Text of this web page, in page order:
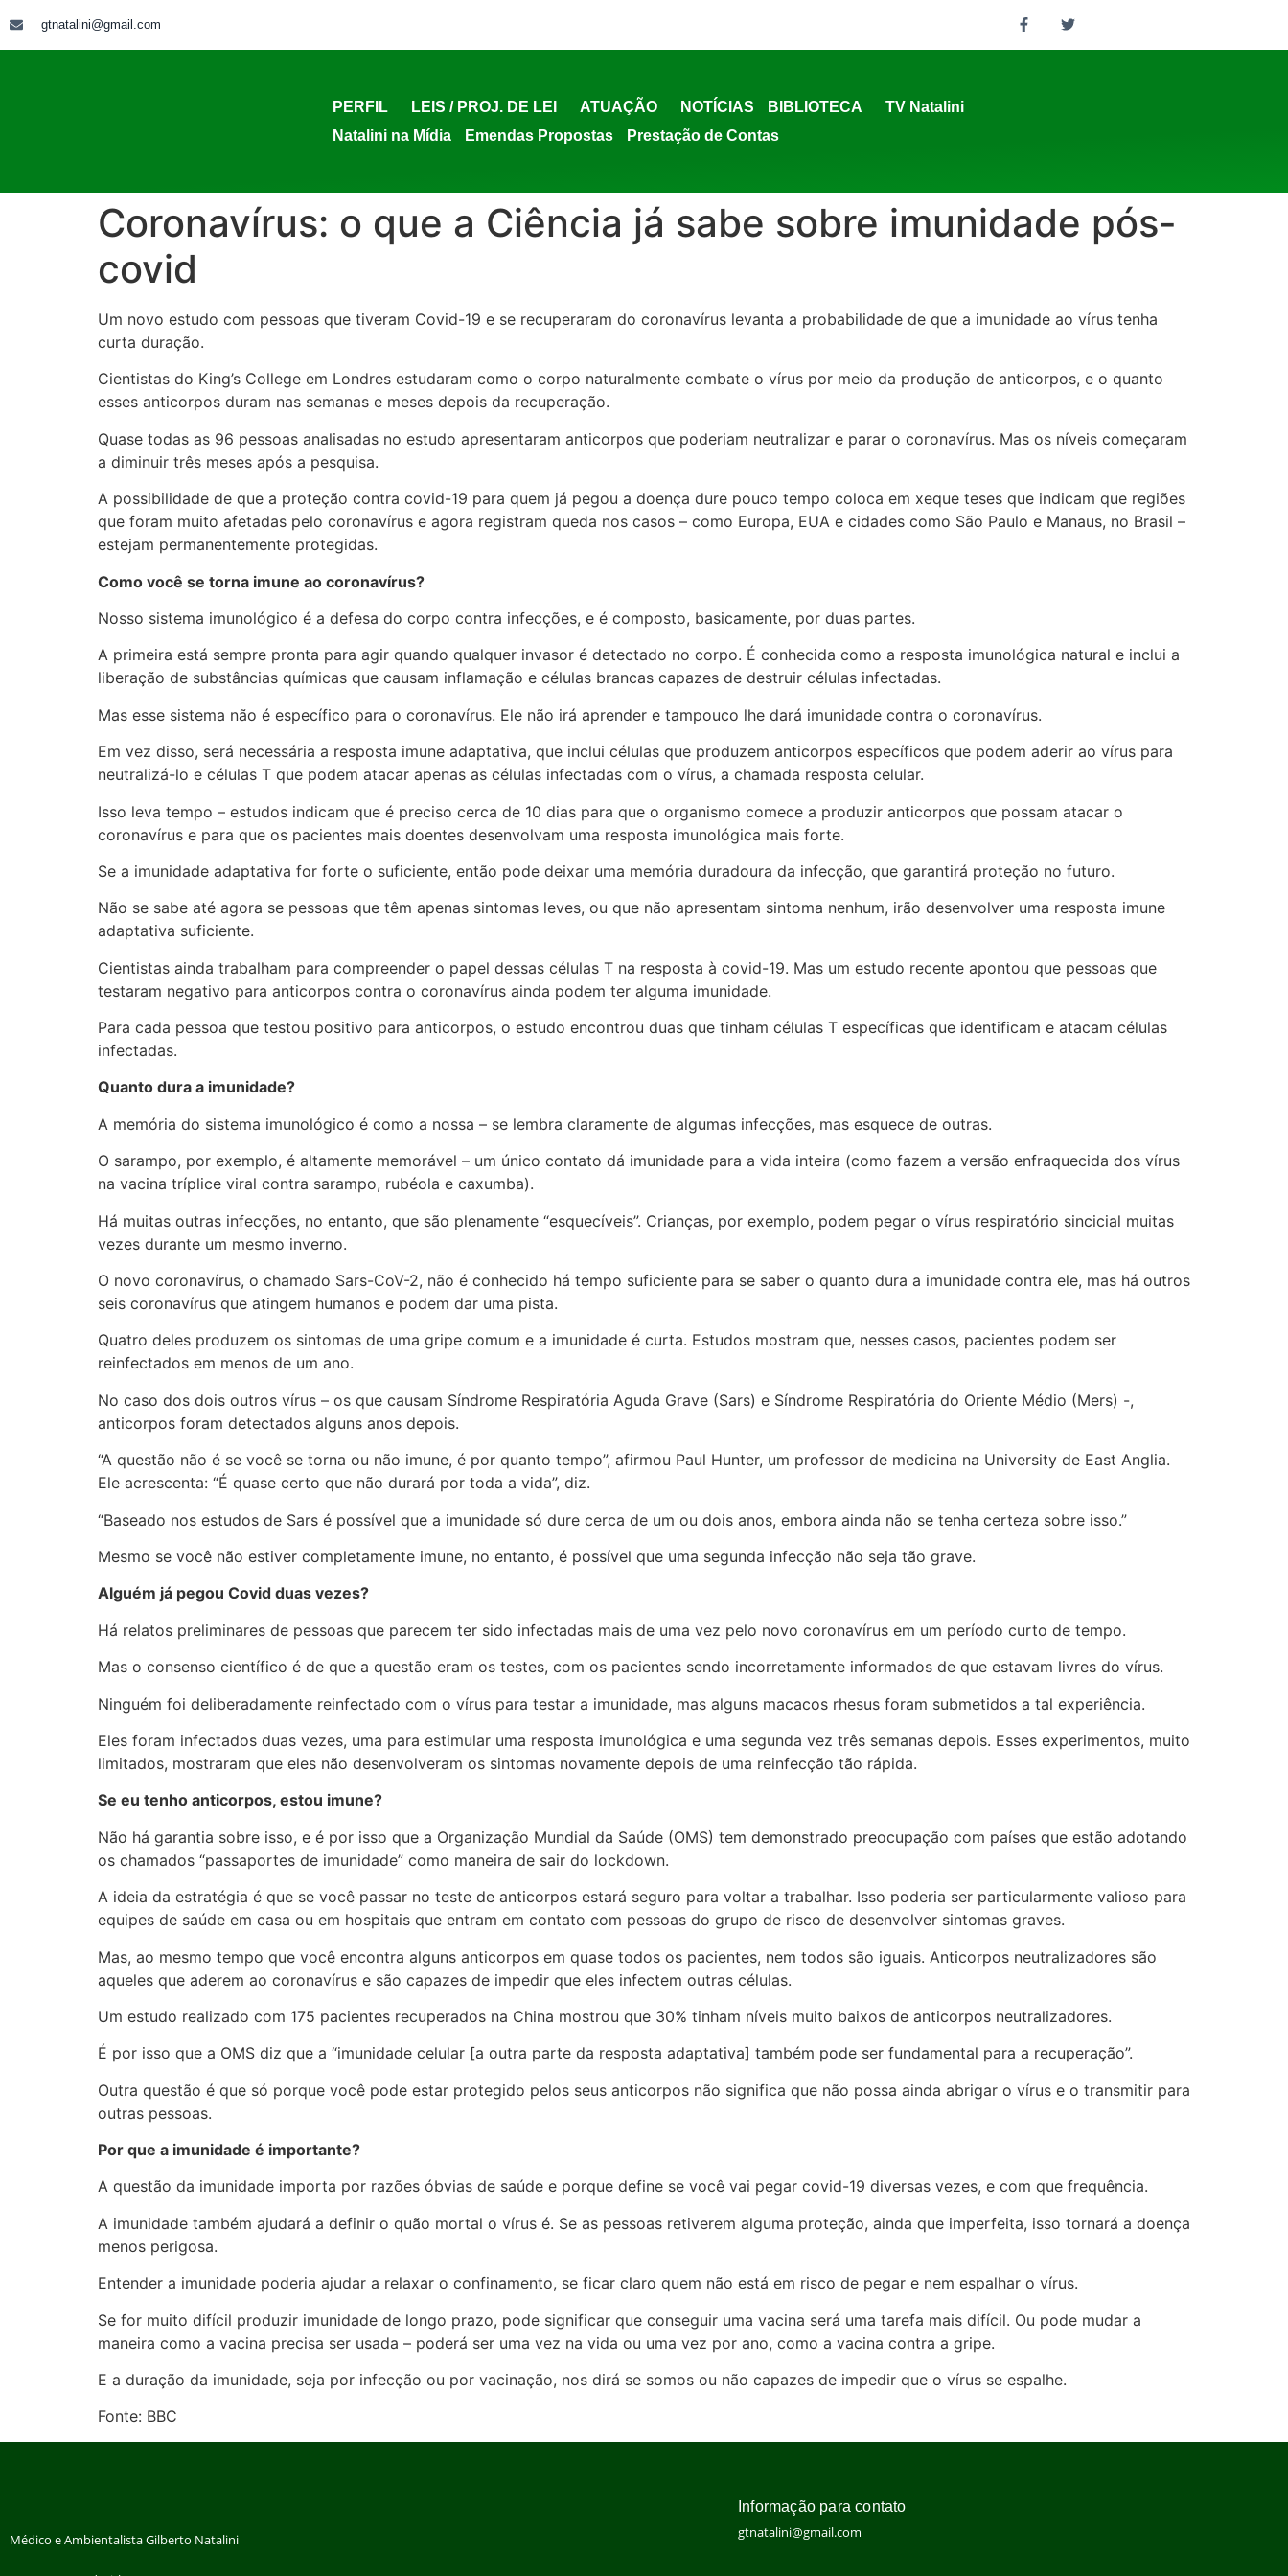
gtnatalini@gmail.com
PERFIL LEIS / PROJ. DE LEI ATUAÇÃO NOTÍCIAS BIBLIOTECA
TV Natalini
Natalini na Mídia
Emendas Propostas Prestação de Contas
Coronavírus: o que a Ciência já sabe sobre imunidade pós-
covid
Um novo estudo com pessoas que tiveram Covid-19 e se recuperaram do coronavírus levanta a probabilidade de que a imunidade ao vírus tenha
curta duração.
Cientistas do King’s College em Londres estudaram como o corpo naturalmente combate o vírus por meio da produção de anticorpos, e o quanto
esses anticorpos duram nas semanas e meses depois da recuperação.
Quase todas as 96 pessoas analisadas no estudo apresentaram anticorpos que poderiam neutralizar e parar o coronavírus. Mas os níveis começaram
a diminuir três meses após a pesquisa.
A possibilidade de que a proteção contra covid-19 para quem já pegou a doença dure pouco tempo coloca em xeque teses que indicam que regiões
que foram muito afetadas pelo coronavírus e agora registram queda nos casos – como Europa, EUA e cidades como São Paulo e Manaus, no Brasil –
estejam permanentemente protegidas.
Como você se torna imune ao coronavírus?
Nosso sistema imunológico é a defesa do corpo contra infecções, e é composto, basicamente, por duas partes.
A primeira está sempre pronta para agir quando qualquer invasor é detectado no corpo. É conhecida como a resposta imunológica natural e inclui a
liberação de substâncias químicas que causam inflamação e células brancas capazes de destruir células infectadas.
Mas esse sistema não é específico para o coronavírus. Ele não irá aprender e tampouco lhe dará imunidade contra o coronavírus.
Em vez disso, será necessária a resposta imune adaptativa, que inclui células que produzem anticorpos específicos que podem aderir ao vírus para
neutralizá-lo e células T que podem atacar apenas as células infectadas com o vírus, a chamada resposta celular.
Isso leva tempo – estudos indicam que é preciso cerca de 10 dias para que o organismo comece a produzir anticorpos que possam atacar o
coronavírus e para que os pacientes mais doentes desenvolvam uma resposta imunológica mais forte.
Se a imunidade adaptativa for forte o suficiente, então pode deixar uma memória duradoura da infecção, que garantirá proteção no futuro.
Não se sabe até agora se pessoas que têm apenas sintomas leves, ou que não apresentam sintoma nenhum, irão desenvolver uma resposta imune
adaptativa suficiente.
Cientistas ainda trabalham para compreender o papel dessas células T na resposta à covid-19. Mas um estudo recente apontou que pessoas que
testaram negativo para anticorpos contra o coronavírus ainda podem ter alguma imunidade.
Para cada pessoa que testou positivo para anticorpos, o estudo encontrou duas que tinham células T específicas que identificam e atacam células
infectadas.
Quanto dura a imunidade?
A memória do sistema imunológico é como a nossa – se lembra claramente de algumas infecções, mas esquece de outras.
O sarampo, por exemplo, é altamente memorável – um único contato dá imunidade para a vida inteira (como fazem a versão enfraquecida dos vírus
na vacina tríplice viral contra sarampo, rubéola e caxumba).
Há muitas outras infecções, no entanto, que são plenamente “esquecíveis”. Crianças, por exemplo, podem pegar o vírus respiratório sincicial muitas
vezes durante um mesmo inverno.
O novo coronavírus, o chamado Sars-CoV-2, não é conhecido há tempo suficiente para se saber o quanto dura a imunidade contra ele, mas há outros
seis coronavírus que atingem humanos e podem dar uma pista.
Quatro deles produzem os sintomas de uma gripe comum e a imunidade é curta. Estudos mostram que, nesses casos, pacientes podem ser
reinfectados em menos de um ano.
No caso dos dois outros vírus – os que causam Síndrome Respiratória Aguda Grave (Sars) e Síndrome Respiratória do Oriente Médio (Mers) -,
anticorpos foram detectados alguns anos depois.
“A questão não é se você se torna ou não imune, é por quanto tempo”, afirmou Paul Hunter, um professor de medicina na University de East Anglia.
Ele acrescenta: “É quase certo que não durará por toda a vida”, diz.
“Baseado nos estudos de Sars é possível que a imunidade só dure cerca de um ou dois anos, embora ainda não se tenha certeza sobre isso.”
Mesmo se você não estiver completamente imune, no entanto, é possível que uma segunda infecção não seja tão grave.
Alguém já pegou Covid duas vezes?
Há relatos preliminares de pessoas que parecem ter sido infectadas mais de uma vez pelo novo coronavírus em um período curto de tempo.
Mas o consenso científico é de que a questão eram os testes, com os pacientes sendo incorretamente informados de que estavam livres do vírus.
Ninguém foi deliberadamente reinfectado com o vírus para testar a imunidade, mas alguns macacos rhesus foram submetidos a tal experiência.
Eles foram infectados duas vezes, uma para estimular uma resposta imunológica e uma segunda vez três semanas depois. Esses experimentos, muito
limitados, mostraram que eles não desenvolveram os sintomas novamente depois de uma reinfecção tão rápida.
Se eu tenho anticorpos, estou imune?
Não há garantia sobre isso, e é por isso que a Organização Mundial da Saúde (OMS) tem demonstrado preocupação com países que estão adotando
os chamados “passaportes de imunidade” como maneira de sair do lockdown.
A ideia da estratégia é que se você passar no teste de anticorpos estará seguro para voltar a trabalhar. Isso poderia ser particularmente valioso para
equipes de saúde em casa ou em hospitais que entram em contato com pessoas do grupo de risco de desenvolver sintomas graves.
Mas, ao mesmo tempo que você encontra alguns anticorpos em quase todos os pacientes, nem todos são iguais. Anticorpos neutralizadores são
aqueles que aderem ao coronavírus e são capazes de impedir que eles infectem outras células.
Um estudo realizado com 175 pacientes recuperados na China mostrou que 30% tinham níveis muito baixos de anticorpos neutralizadores.
É por isso que a OMS diz que a “imunidade celular [a outra parte da resposta adaptativa] também pode ser fundamental para a recuperação”.
Outra questão é que só porque você pode estar protegido pelos seus anticorpos não significa que não possa ainda abrigar o vírus e o transmitir para
outras pessoas.
Por que a imunidade é importante?
A questão da imunidade importa por razões óbvias de saúde e porque define se você vai pegar covid-19 diversas vezes, e com que frequência.
A imunidade também ajudará a definir o quão mortal o vírus é. Se as pessoas retiverem alguma proteção, ainda que imperfeita, isso tornará a doença
menos perigosa.
Entender a imunidade poderia ajudar a relaxar o confinamento, se ficar claro quem não está em risco de pegar e nem espalhar o vírus.
Se for muito difícil produzir imunidade de longo prazo, pode significar que conseguir uma vacina será uma tarefa mais difícil. Ou pode mudar a
maneira como a vacina precisa ser usada – poderá ser uma vez na vida ou uma vez por ano, como a vacina contra a gripe.
E a duração da imunidade, seja por infecção ou por vacinação, nos dirá se somos ou não capazes de impedir que o vírus se espalhe.
Fonte: BBC
Médico e Ambientalista Gilberto Natalini
Informação para contato
gtnatalini@gmail.com